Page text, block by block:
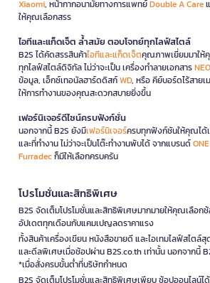
Xiaomi, หน้ากากอนามัยทางการแพทย์Double A Care
ให้คุณเลือกสรร
ไอทีและแก็ดเจ็ต ล้ำสมัย ตอบโจทย์ทุกไลฟ์สไตล์
B2S ได้คัดสรรสินค้าไอทีและแก็ดเจ็ตคุณภาพเยี่ยมมาให้
ทุกไลฟ์สไตล์ดิจิทัล ไม่ว่าจะเป็น เครื่องทำลายเอกสารNEO
ข้อมูล, เอ็กซ์เทอนัลฮาร์ดดิสก์WD, หรือ คีย์บอร์ดไร้สายเ
ให้การทำงานของคุณสะดวกสบายยิ่งขึ้น
เฟอร์นิเจอร์ดีไซน์ครบฟังก์ชั่น
นอกจากนี้ B2S ยังมีเฟอร์นิเจอร์ครบทุกฟังก์ชันให้คุณได้
และที่ทำงาน ไม่ว่าจะเป็นโต๊ะทำงานพับได้ จากแบรนด์ONE
Furradecก็มีให้เลือกครบครัน
โปรโมชั่นและสิทธิพิเศษ
B2S จัดเต็มโปรโมชั่นและสิทธิพิเศษมากมายให้คุณเลือก
อัปเดตทุกเดือนกับแคมเปญลดราคาแรง
ทั้งสินค้าเครื่องเขียน หนังสือขายดี และไอเทมไลฟ์สไต
และดีลพิเศษเมื่อช้อปผ่าน B2S.co.th เท่านั้น นอกจากนี้
*เมื่อสั่งครบขั้นต่ำที่บริษัทกำหนด
B2S จัดเต็มโปรโมชั่นและสิทธิพิเศษเพียบ ช้อปออนไลน์